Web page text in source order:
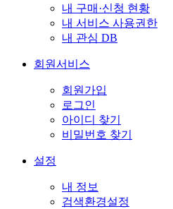
내 구매·신청 현황
내 서비스 사용권한
내 관심 DB
회원서비스
회원가입
로그인
아이디 찾기
비밀번호 찾기
설정
내 정보
검색환경설정